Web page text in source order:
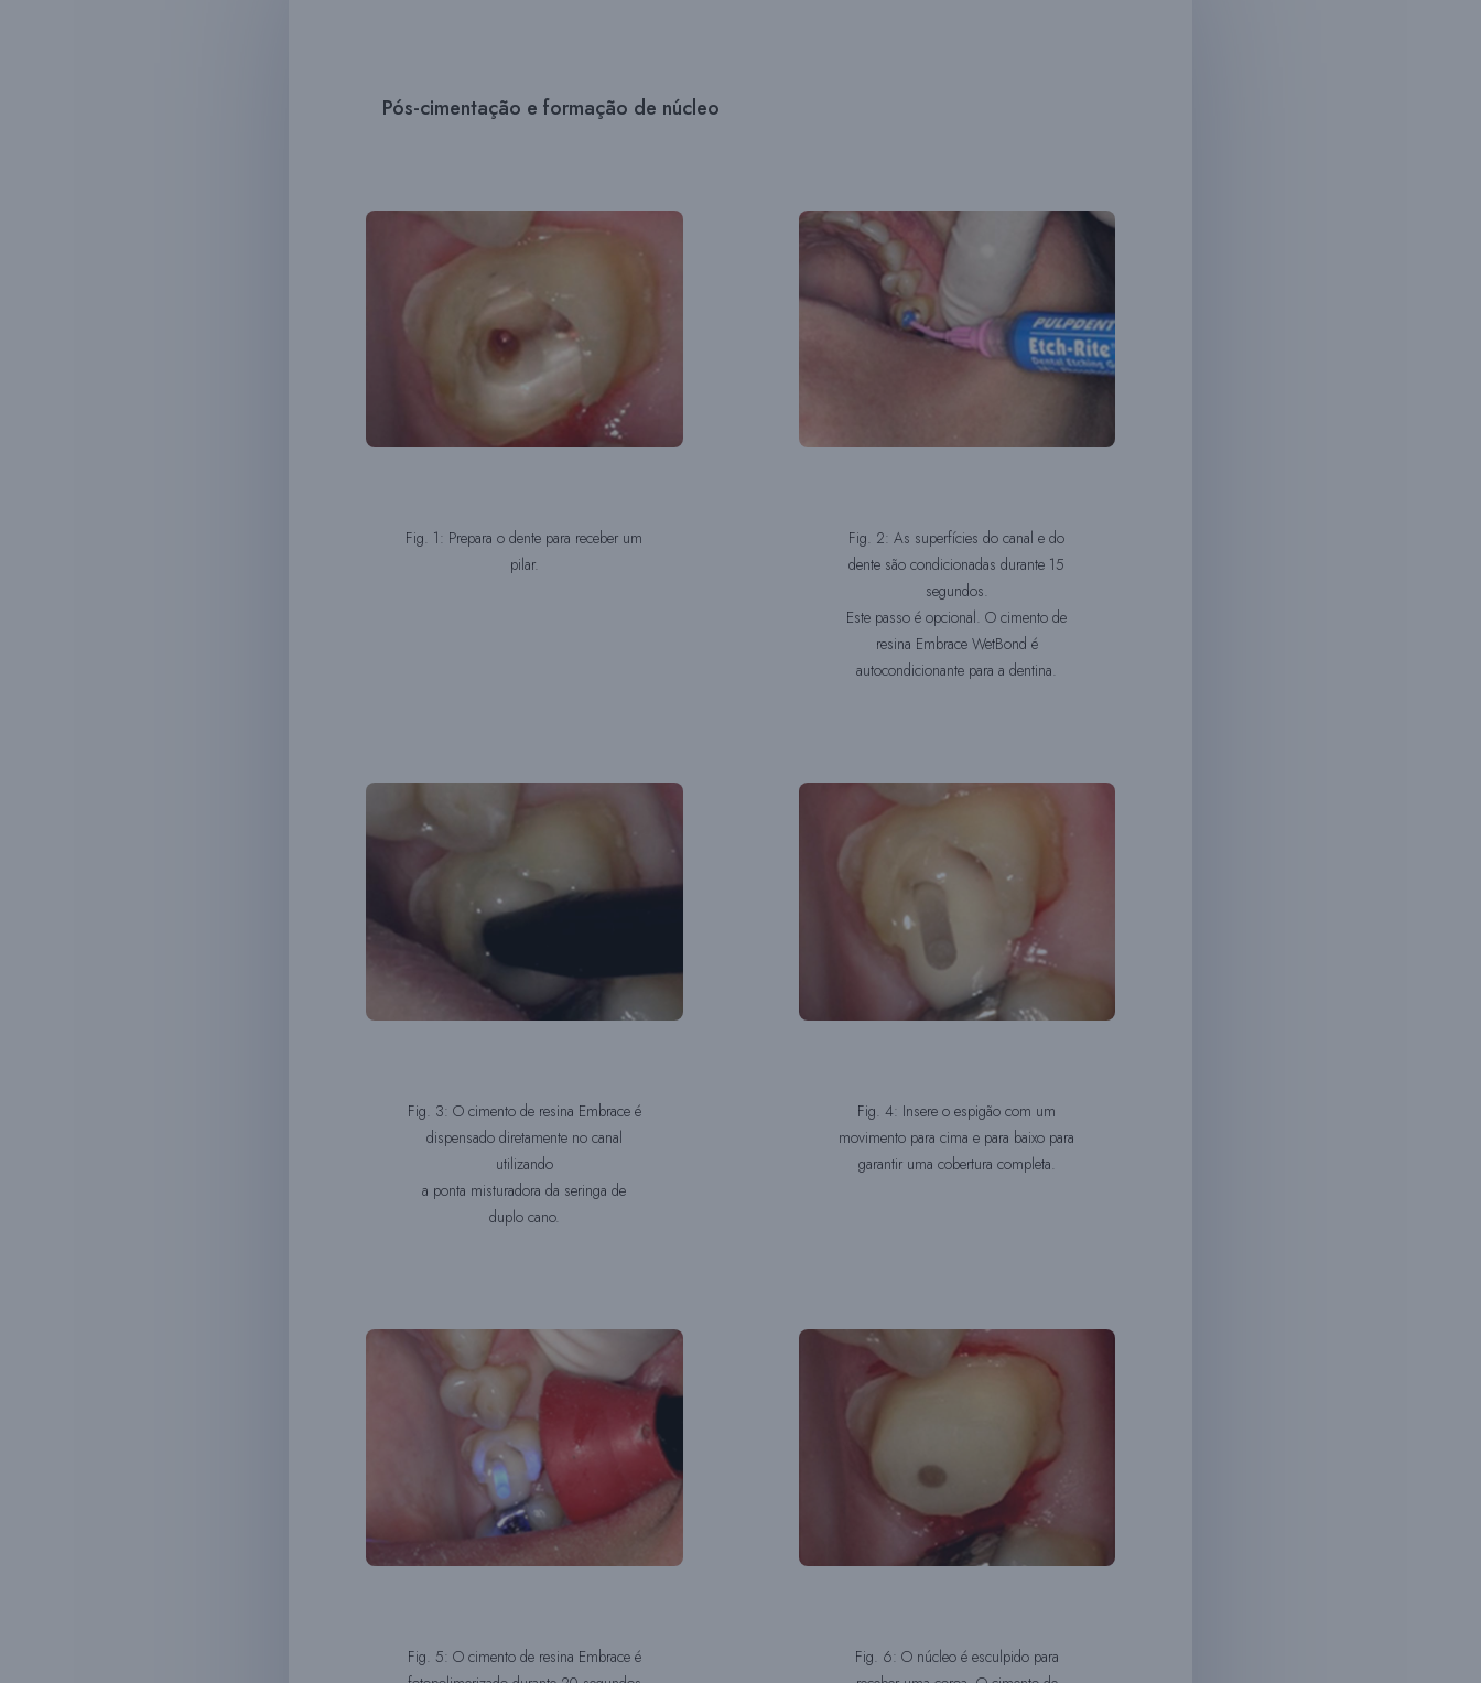
Pós-cimentação e formação de núcleo
Fig. 1: Prepara o dente para receber um
pilar.
Fig. 2: As superfícies do canal e do
dente são condicionadas durante 15
segundos.
Este passo é opcional. O cimento de
resina Embrace WetBond é
autocondicionante para a dentina.
Fig. 3: O cimento de resina Embrace é
dispensado diretamente no canal
utilizando
a ponta misturadora da seringa de
duplo cano.
Fig. 4: Insere o espigão com um
movimento para cima e para baixo para
garantir uma cobertura completa.
Fig. 5: O cimento de resina Embrace é
Fig. 6: O núcleo é esculpido para